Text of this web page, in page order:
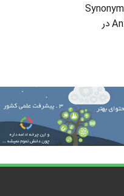
مترادف یا سینونیم Synonym
و متضاد یا Antonym در